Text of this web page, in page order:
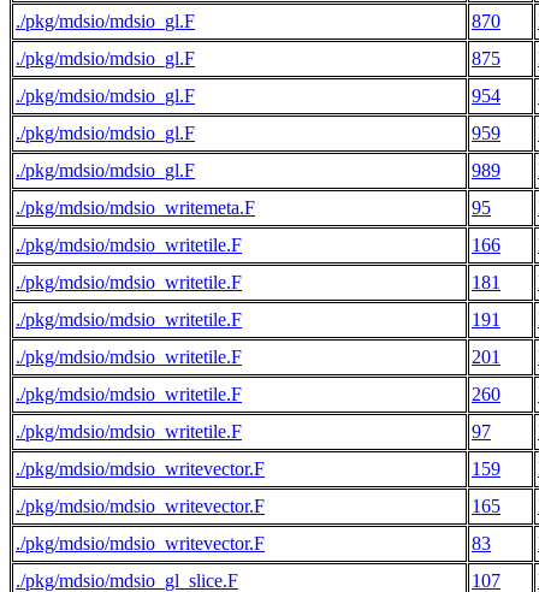
./pkg/mdsio/mdsio_gl.F
870
./pkg/mdsio/mdsio_gl.F
875
./pkg/mdsio/mdsio_gl.F
954
./pkg/mdsio/mdsio_gl.F
959
./pkg/mdsio/mdsio_gl.F
989
./pkg/mdsio/mdsio_writemeta.F
95
./pkg/mdsio/mdsio_writetile.F
166
./pkg/mdsio/mdsio_writetile.F
181
./pkg/mdsio/mdsio_writetile.F
191
./pkg/mdsio/mdsio_writetile.F
201
./pkg/mdsio/mdsio_writetile.F
260
./pkg/mdsio/mdsio_writetile.F
97
./pkg/mdsio/mdsio_writevector.F
159
./pkg/mdsio/mdsio_writevector.F
165
./pkg/mdsio/mdsio_writevector.F
83
./pkg/mdsio/mdsio_gl_slice.F
107